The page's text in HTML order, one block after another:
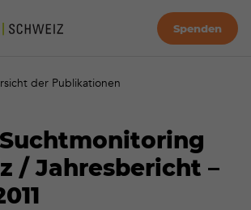
Spenden
der Publikationen
/ Jahresbericht –